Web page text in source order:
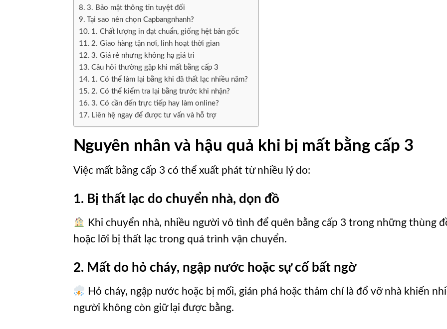
3. Bảo mật thông tin tuyệt đối
Tại sao nên chọn Capbangnhanh?
1. Chất lượng in đạt chuẩn, giống hệt bản gốc
2. Giao hàng tận nơi, linh hoạt thời gian
3. Giá rẻ nhưng không hạ giá tri
Câu hỏi thường gặp khi mất bằng cấp 3
1. Có thể làm lại bằng khi đã thất lạc nhiều năm?
2. Có thể kiểm tra lại bằng trước khi nhận?
3. Có cần đến trực tiếp hay làm online?
Liên hệ ngay để được tư vấn và hỗ trợ
Nguyên nhân và hậu quả khi bị mất bằng cấp 3
Việc mất bằng cấp 3 có thể xuất phát từ nhiều lý do:
1. Bị thất lạc do chuyển nhà, dọn đồ
Khi chuyển nhà, nhiều người vô tình để quên bằng cấp 3 trong những thùng
hoặc lỡi bị thất lạc trong quá trình vận chuyển.
2. Mất do hỏ cháy, ngập nước hoặc sự cố bất ngờ
Hỏ cháy, ngập nước hoặc bị mối, gián phá hoặc thảm chí là đổ vỡ nhà khiến
người không còn giữ lại được bằng.